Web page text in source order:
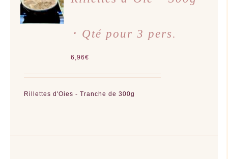
PANIER
/
DÉTAILS
･ Qté pour 3 pers.
6,96€
Rillettes d'Oies - Tranche de 300g